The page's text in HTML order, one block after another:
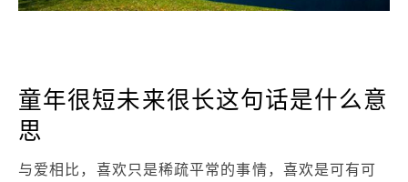
童年很短未来很长这句话是什么意
思
与爱相比，喜欢只是稀疏平常的事情，喜欢是可有可